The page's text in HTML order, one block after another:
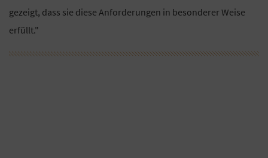
gezeigt, dass sie diese Anforderungen in besonderer Weise
erfüllt."